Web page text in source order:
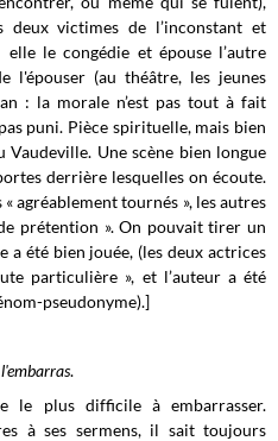
deux victimes de l’inconstant et
le congédie et épouse l’autre
l'épouser (au théâtre, les jeunes
: la morale n’est pas tout à fait
puni. Pièce spirituelle, mais bien
Une scène bien longue
derrière lesquelles on écoute.
agréablement tournés », les autres
prétention ». On pouvait tirer un
a été bien jouée, (les deux actrices
particulière », et l’auteur a été
pseudonyme).]
.
le plus difficile à embarrasser.
à ses sermens, il sait toujours